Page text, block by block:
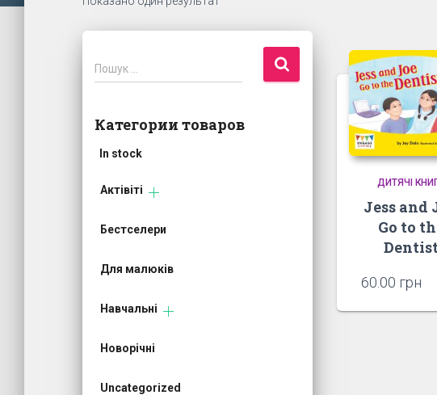
П
о
к
Пошук …
Категории товаров
In stock
Актівіті
Бестселери
Для малюків
Навчальні
Новорічні
Uncategorized
ДИТЯЧІ
Jess and
Go to
60.00 грн